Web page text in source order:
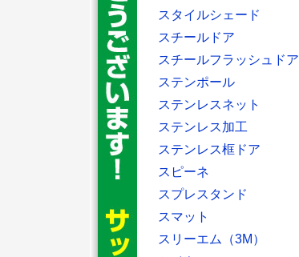
スタイルシェード
スチールドア
スチールフラッシュドア
ステンポール
ステンレスネット
ステンレス加工
ステンレス框ドア
スピーネ
スプレスタンド
スマット
スリーエム（3M）